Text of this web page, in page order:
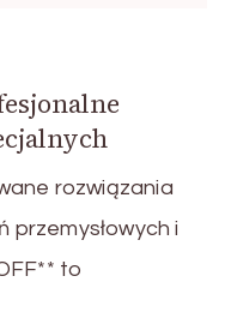
rozwiązania
i
to